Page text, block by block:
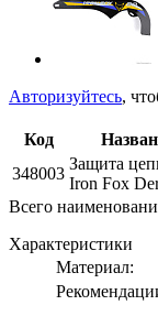
Авторизуйтесь,
Код
348003
Защита
Iron Fox
Всего
Характеристики
Материал: